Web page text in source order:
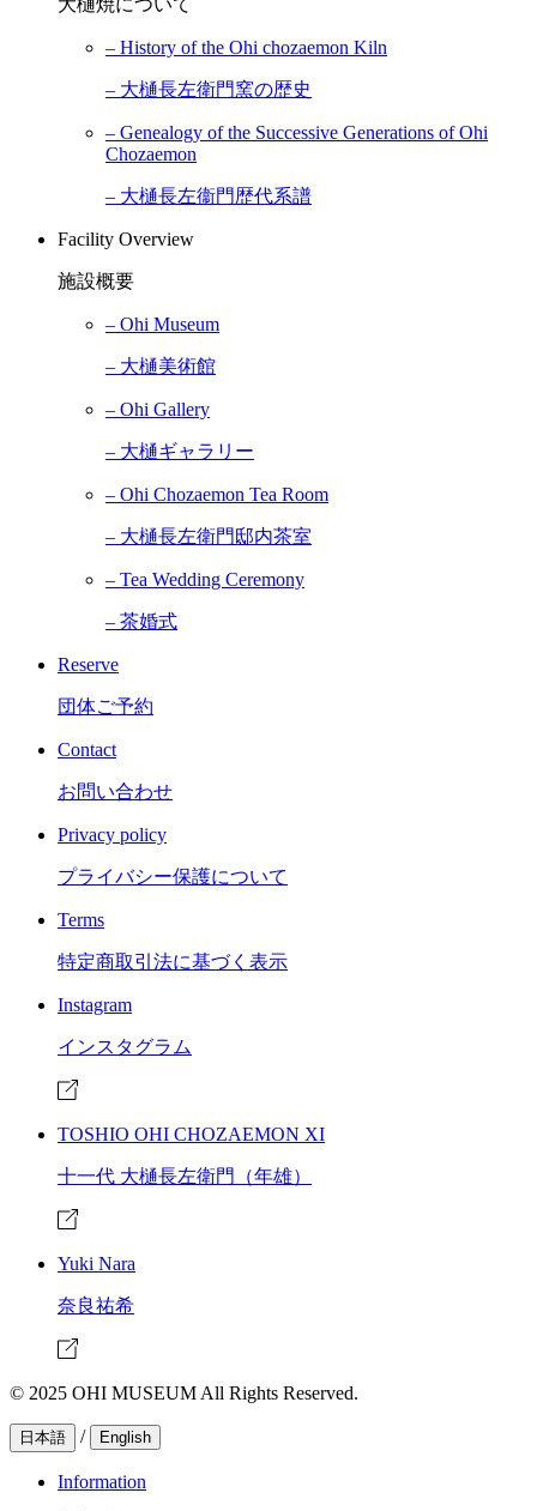
– History of the Ohi chozaemon Kiln
– 大樋長左衛門窯の歴史
– Genealogy of the Successive Generations of Ohi
Chozaemon
– 大樋長左衞門歴代系譜
Facility Overview
施設概要
– Ohi Museum
– 大樋美術館
– Ohi Gallery
– 大樋ギャラリー
– Ohi Chozaemon Tea Room
– 大樋長左衛門邸内茶室
– Tea Wedding Ceremony
– 茶婚式
Reserve
団体ご予約
Contact
お問い合わせ
Privacy policy
プライバシー保護について
Terms
特定商取引法に基づく表示
Instagram
インスタグラム
TOSHIO OHI CHOZAEMON XI
十一代 大樋長左衛門（年雄）
Yuki Nara
奈良祐希
© 2025 OHI MUSEUM All Rights Reserved.
日本語 / English
Information